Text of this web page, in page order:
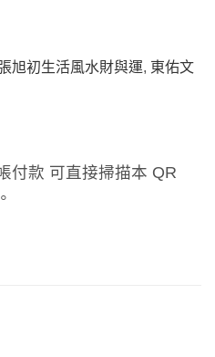
旭初生活風水財與運, 東佑文
付款 可直接掃描本 QR